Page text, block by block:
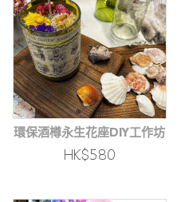
環保酒樽永生花座DIY工作坊
HK$580